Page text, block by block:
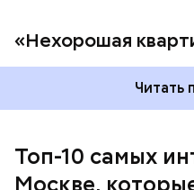
«Нехорошая
Читать
Топ-10 самых
Москве,
Мавзолей